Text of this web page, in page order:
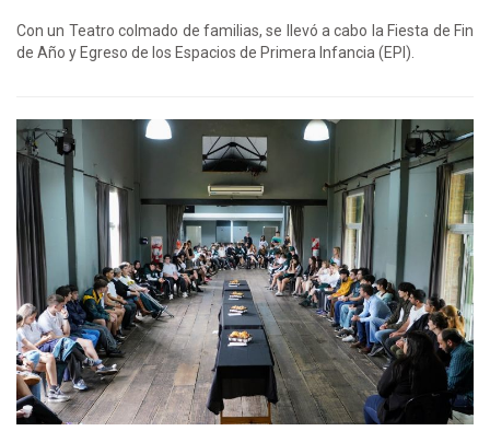
Con un Teatro colmado de familias, se llevó a cabo la Fiesta de Fin
de Año y Egreso de los Espacios de Primera Infancia (EPI).